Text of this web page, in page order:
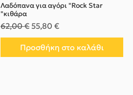
Λαδόπανα για αγόρι "Rock Star
"κιθάρα
Κανονική τιμή
62,00 € Τιμή Έκπτωσης
55,80 €
Προσθήκη στο καλάθι